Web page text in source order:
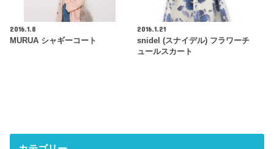
2016.1.8
MURUA シャギーコート
2016.1.21
snidel (スナイデル) フラワーチ
ュールスカート